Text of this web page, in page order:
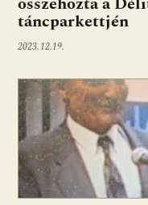
táncparkettjén
2023.12.19.